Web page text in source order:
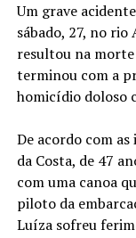
Um grave
sábado, 27, no
resultou na morte
terminou com a
homicídio doloso
De acordo com
da Costa, de 47
com uma canoa
piloto da
Luíza sofreu